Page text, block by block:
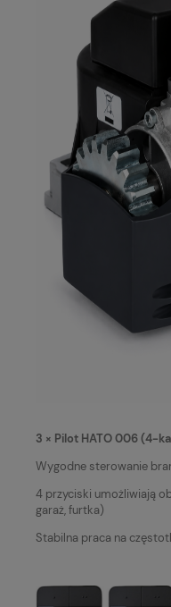
3 × Pilot HATO 006 (4-
Wygodne sterowanie
4 przyciski umożliwiają
garaż, furtka)
Stabilna praca na